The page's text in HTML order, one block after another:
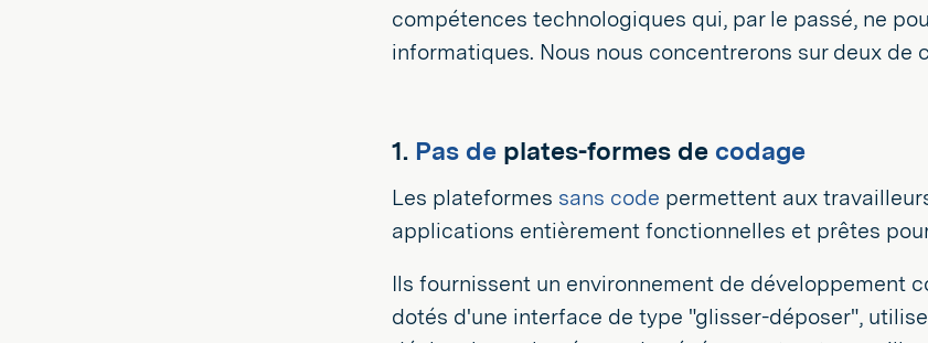
compétences technologiques qui, par le passé, ne
informatiques. Nous nous concentrerons sur deux de
1. Pas de plates-formes de codage
Les plateformes sans code permettent aux
applications entièrement fonctionnelles et prêtes
Ils fournissent un environnement de développement
dotés d'une interface de type "glisser-déposer",